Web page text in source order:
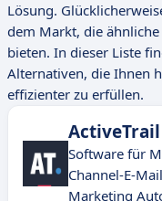
Lösung.
dem Markt, die
bieten. In dieser Liste
Alternativen, die Ihnen
effizienter zu erfüllen.
ActiveTrail
Software für
Channel-E-
Marketing